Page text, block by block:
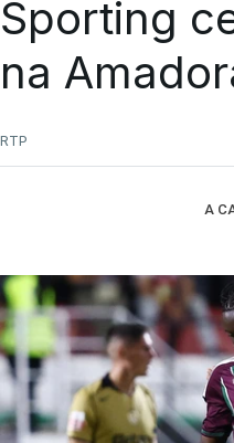
Sporting
na
RTP
A